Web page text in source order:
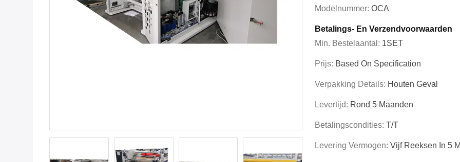
Modelnummer: OCA
Betalings- En Verzendvoorwaarden
Min. Bestelaantal: 1SET
Prijs: Based On Specification
Verpakking Details: Houten Geval
Levertijd: Rond 5 Maanden
Betalingscondities: T/T
Levering Vermogen: Vijf Reeksen In 5